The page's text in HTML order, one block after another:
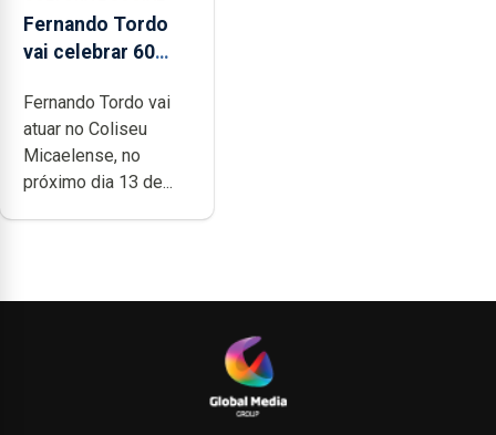
Fernando Tordo
vai celebrar 60
no Coliseu
Micaelense
Fernando Tordo vai
atuar no Coliseu
Micaelense, no
próximo dia 13 de...